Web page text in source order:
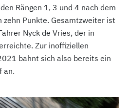
Rängen 1, 3 und 4 nach dem
zehn Punkte. Gesamtzweiter ist
Nyck de Vries, der in
Zur inoffiziellen
bahnt sich also bereits ein
an.